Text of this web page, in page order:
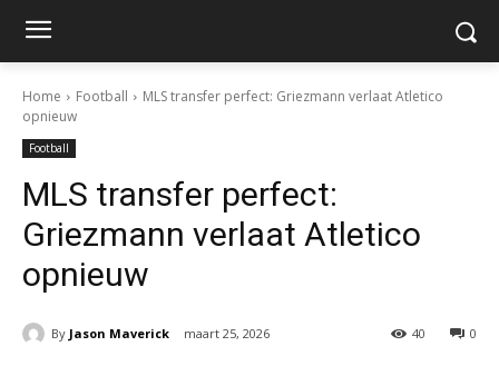
Home Football
MLS transfer perfect: Griezmann verlaat Atletico
opnieuw
Football
MLS transfer perfect:
Griezmann verlaat Atletico
opnieuw
By Jason Maverick maart 25, 2026 0
40